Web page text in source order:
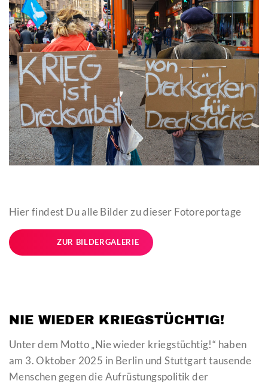
Hier findest Du alle Bilder zu dieser Fotoreportage
ZUR BILDERGALERIE
NIE WIEDER KRIEGSTÜCHTIG!
Unter dem Motto „Nie wieder kriegstüchtig!“ haben
am 3. Oktober 2025 in Berlin und Stuttgart tausende
Menschen gegen die Aufrüstungspolitik der